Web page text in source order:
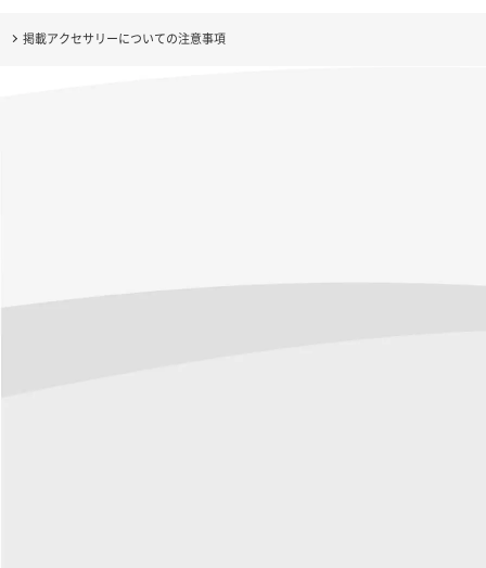
掲載アクセサリーについての注意事項